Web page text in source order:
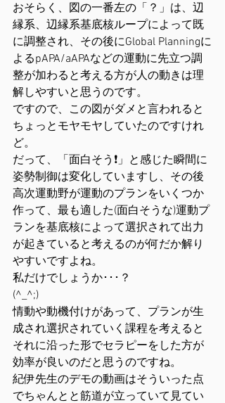
おそらく、図の一番左の「？」は、辺
縁系、辺縁系基底核ループによって既
に調整され、その後にGlobal Planningに
よるpAPA/aAPAなどの運動に先立つ調
整が加わると考える方が人の動きは理
解しやすいと思うのです。
ですので、この図がダメと言われると
ちょっとモヤモヤしていたのですけれ
ど。
だって、「面白そう❗」と感じた瞬間に
姿勢制御は変化していますし、その後
高次運動野が運動のプランをいくつか
作って、最も適した(面白そうな)運動プ
ランを基底核によって選択されて出力
が起きていると考えるのが何だか解り
やすいですよね。
私だけでしょうか･･･？
(^_^;)
情動や動機付けがあって、プランが生
成され選択されていく課程を考えると
それに沿った形でセラピーをした方が
効率が良いのだと思うのですね。
紀伊先生のデモの動画はそういった点
でちゃんとと筋道が立っていて見てい